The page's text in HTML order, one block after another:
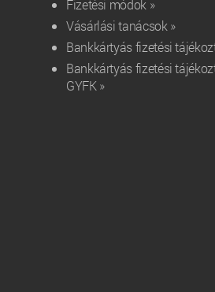
Fizetési módok »
Vásárlási tanácsok »
Bankkártyás fizetési
Bankkártyás fizetési
GYFK »